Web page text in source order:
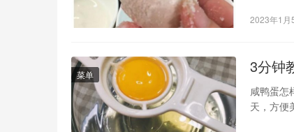
用这样的
2023年1月
菜单 3分钟
咸鸭蛋怎
天，方便